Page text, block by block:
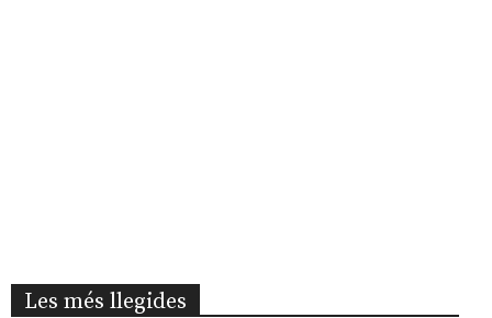
Les més llegides